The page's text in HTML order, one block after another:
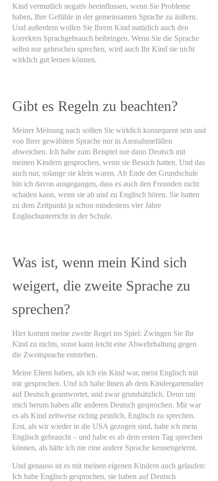
Kind vermutlich negativ beeinflussen, wenn Sie Probleme
haben, Ihre Gefühle in der gemeinsamen Sprache zu äußern.
Und außerdem wollen Sie Ihrem Kind natürlich auch den
korrekten Sprachgebrauch beibringen. Wenn Sie die Sprache
selbst nur gebrochen sprechen, wird auch Ihr Kind sie nicht
wirklich gut lernen können.
Gibt es Regeln zu beachten?
Meiner Meinung nach sollten Sie wirklich konsequent sein und
von Ihrer gewählten Sprache nur in Ausnahmefällen
abweichen. Ich habe zum Beispiel nur dann Deutsch mit
meinen Kindern gesprochen, wenn sie Besuch hatten. Und das
auch nur, solange sie klein waren. Ab Ende der Grundschule
bin ich davon ausgegangen, dass es auch den Freunden nicht
schaden kann, wenn sie ab und zu Englisch hören. Sie hatten
zu dem Zeitpunkt ja schon mindestens vier Jahre
Englischunterricht in der Schule.
Was ist, wenn mein Kind sich
weigert, die zweite Sprache zu
sprechen?
Hier kommt meine zweite Regel ins Spiel: Zwingen Sie Ihr
Kind zu nichts, sonst kann leicht eine Abwehrhaltung gegen
die Zweitsprache entstehen.
Meine Eltern haben, als ich ein Kind war, meist Englisch mit
mir gesprochen. Und ich habe ihnen ab dem Kindergartenalter
auf Deutsch geantwortet, und zwar grundsätzlich. Denn um
mich herum haben alle anderen Deutsch gesprochen. Mir war
es als Kind zeitweise richtig peinlich, Englisch zu sprechen.
Erst, als wir wieder in die USA gezogen sind, habe ich mein
Englisch gebraucht – und habe es ab dem ersten Tag sprechen
können, als hätte ich nie eine andere Sprache kennengelernt.
Und genauso ist es mit meinen eigenen Kindern auch gelaufen:
Ich habe Englisch gesprochen, sie haben auf Deutsch